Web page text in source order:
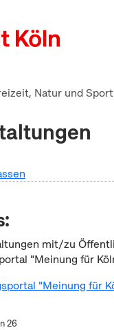
Natur und Sport
mit/zu
"Meinung für
"Meinung für
26